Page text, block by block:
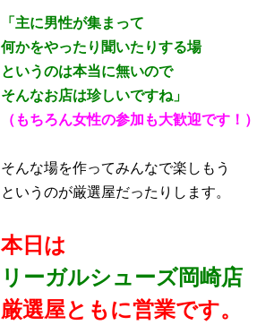
「主に男性が集まって
何かをやったり聞いたりする場
というのは本当に無いので
そんなお店は珍しいですね」
（もちろん女性の参加も大歓迎です！）
そんな場を作ってみんなで楽しもう
というのが厳選屋だったりします。
本日は
リーガルシューズ岡崎店
厳選屋ともに営業です。